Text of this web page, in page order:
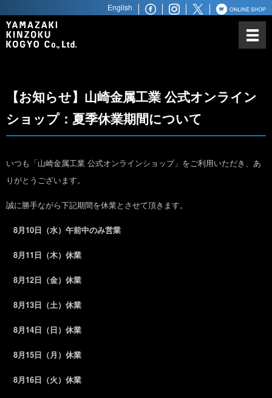
山崎金属工業について
世界最高水準の品質
世界へ広がるビジネスパートナ
ー
商品ラインアップ
English
【お知らせ】山崎金属工業 公式オンライン
ショップ：夏季休業期間について
いつも「山崎金属工業 公式オンラインショップ」をご利用いただき、あ
りがとうございます。
誠に勝手ながら下記期間を休業とさせて頂きます。
8月10日（水）午前中のみ営業
8月11日（木）休業
8月12日（金）休業
8月13日（土）休業
8月14日（日）休業
8月15日（月）休業
8月16日（火）休業